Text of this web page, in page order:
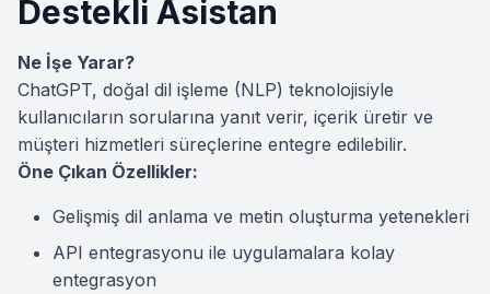
Destekli Asistan
Ne İşe Yarar?
ChatGPT, doğal dil işleme (NLP) teknolojisiyle
kullanıcıların sorularına yanıt verir, içerik üretir ve
müşteri hizmetleri süreçlerine entegre edilebilir.
Öne Çıkan Özellikler:
Gelişmiş dil anlama ve metin oluşturma yetenekleri
API entegrasyonu ile uygulamalara kolay
entegrasyon